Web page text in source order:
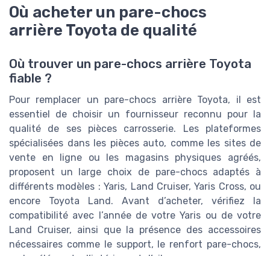
Où acheter un pare-chocs
arrière Toyota de qualité
Où trouver un pare-chocs arrière Toyota
fiable ?
Pour remplacer un pare-chocs arrière Toyota, il est
essentiel de choisir un fournisseur reconnu pour la
qualité de ses pièces carrosserie. Les plateformes
spécialisées dans les pièces auto, comme les sites de
vente en ligne ou les magasins physiques agréés,
proposent un large choix de pare-chocs adaptés à
différents modèles : Yaris, Land Cruiser, Yaris Cross, ou
encore Toyota Land. Avant d’acheter, vérifiez la
compatibilité avec l’année de votre Yaris ou de votre
Land Cruiser, ainsi que la présence des accessoires
nécessaires comme le support, le renfort pare-chocs,